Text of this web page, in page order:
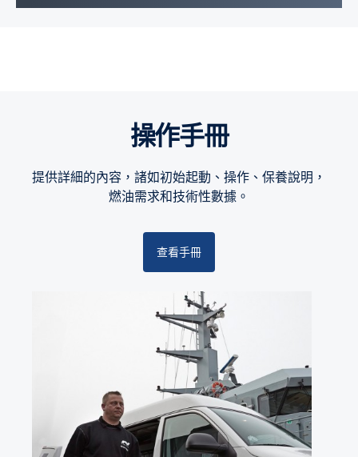
這些機器包括鏟土機、巡邏船隻和發電機組等。
操作手冊
提供詳細的內容，諸如初始起動、操作、保養說明，
燃油需求和技術性數據。
查看手冊